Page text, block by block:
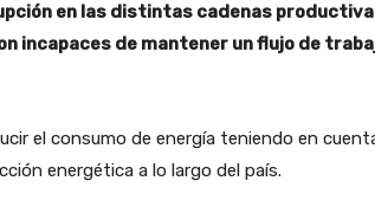
en las distintas cadenas
incapaces de mantener un flujo de
el consumo de energía teniendo en
energética a lo largo del país.